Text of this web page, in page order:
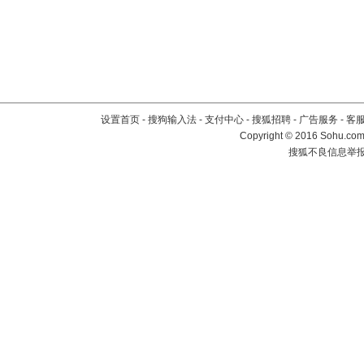
设置首页 - 搜狗输入法 - 支付中心 - 搜狐招聘 - 广告服务 - 客
Copyright©2016
搜狐不良信息举